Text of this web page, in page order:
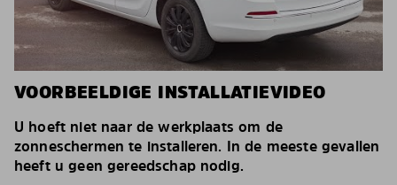
VOORBEELDIGE INSTALLATIEVIDEO
U hoeft niet naar de werkplaats om de
zonneschermen te installeren. In de meeste gevallen
heeft u geen gereedschap nodig.